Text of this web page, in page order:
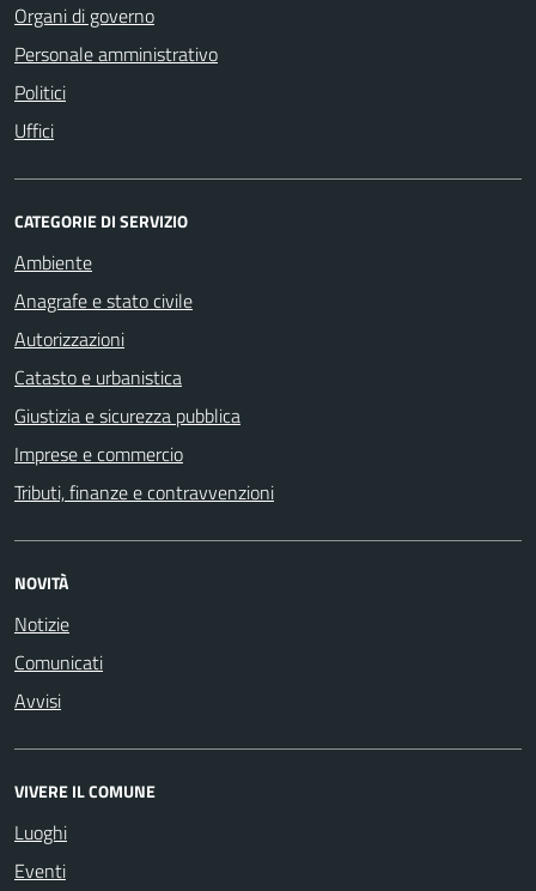
Organi di governo
Personale amministrativo
Politici
Uffici
CATEGORIE DI SERVIZIO
Ambiente
Anagrafe e stato civile
Autorizzazioni
Catasto e urbanistica
Giustizia e sicurezza pubblica
Imprese e commercio
Tributi, finanze e contravvenzioni
NOVITÀ
Notizie
Comunicati
Avvisi
VIVERE IL COMUNE
Luoghi
Eventi